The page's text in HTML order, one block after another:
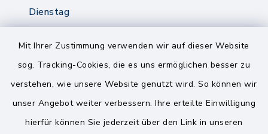
Mit Ihrer Zustimmung verwenden wir auf dieser Website
sog. Tracking-Cookies, die es uns ermöglichen besser zu
verstehen, wie unsere Website genutzt wird. So können wir
unser Angebot weiter verbessern. Ihre erteilte Einwilligung
hierfür können Sie jederzeit über den Link in unseren
Dienstag
8.00-12.00 Uhr
14.00-18.00 Uhr
Freitag